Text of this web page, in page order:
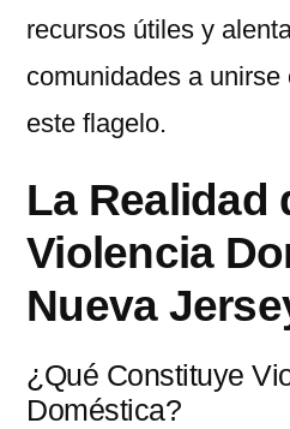
recursos útiles y
comunidades a
este flagelo.
La Realidad
Violencia
Nueva
¿Qué Constituye
Doméstica?